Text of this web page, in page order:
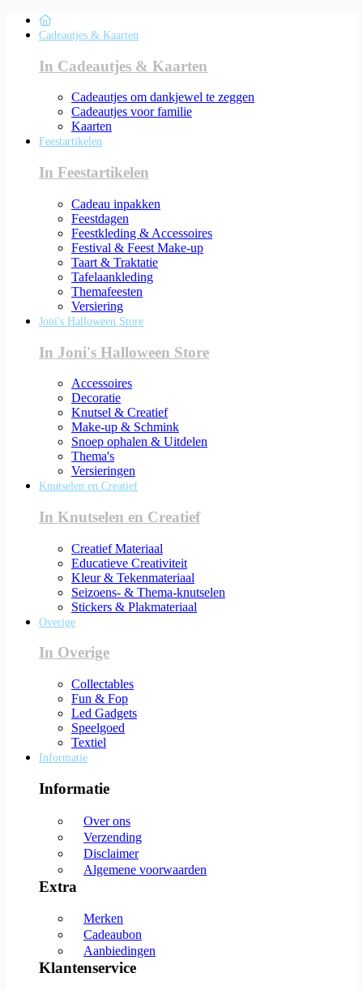
Cadeautjes & Kaarten
In Cadeautjes & Kaarten
Cadeautjes om dankjewel te zeggen
Cadeautjes voor familie
Kaarten
Feestartikelen
In Feestartikelen
Cadeau inpakken
Feestdagen
Feestkleding & Accessoires
Festival & Feest Make-up
Taart & Traktatie
Tafelaankleding
Themafeesten
Versiering
Joni's Halloween Store
In Joni's Halloween Store
Accessoires
Decoratie
Knutsel & Creatief
Make-up & Schmink
Snoep ophalen & Uitdelen
Thema's
Versieringen
Knutselen en Creatief
In Knutselen en Creatief
Creatief Materiaal
Educatieve Creativiteit
Kleur & Tekenmateriaal
Seizoens- & Thema-knutselen
Stickers & Plakmateriaal
Overige
In Overige
Collectables
Fun & Fop
Led Gadgets
Speelgoed
Textiel
Informatie
Informatie
Over ons
Verzending
Disclaimer
Algemene voorwaarden
Extra
Merken
Cadeaubon
Aanbiedingen
Klantenservice